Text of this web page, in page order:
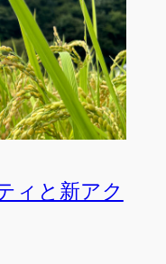
ィと新アク